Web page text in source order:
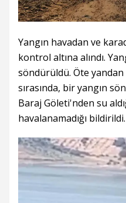
Yangın havadan ve
kontrol altına alındı.
söndürüldü. Öte yandan
sırasında, bir yangın
Baraj Göleti'nden su
havalanamadığı bildirildi.